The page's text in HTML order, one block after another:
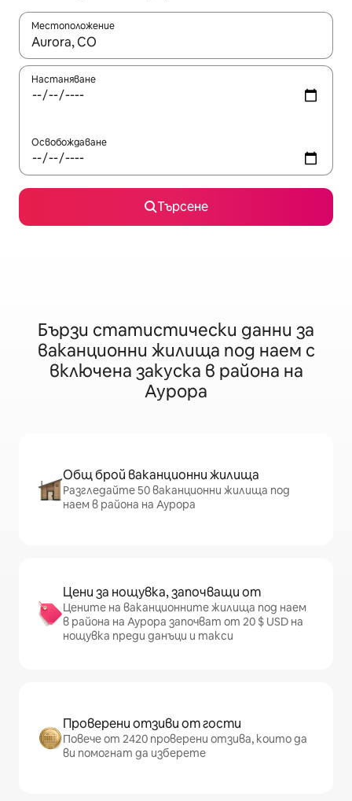
Местоположение
Когато резултатите се покажат, използвайте
Настаняване
Освобождаване
Търсене
Бързи статистически данни за
ваканционни жилища под наем с
включена закуска в района на
Аурора
Общ брой ваканционни жилища
Разгледайте 50 ваканционни жилища под
наем в района на Аурора
Цени за нощувка, започващи от
Цените на ваканционните жилища под наем
в района на Аурора започват от 20 $ USD на
нощувка преди данъци и такси
Проверени отзиви от гости
Повече от 2420 проверени отзива, които да
ви помогнат да изберете